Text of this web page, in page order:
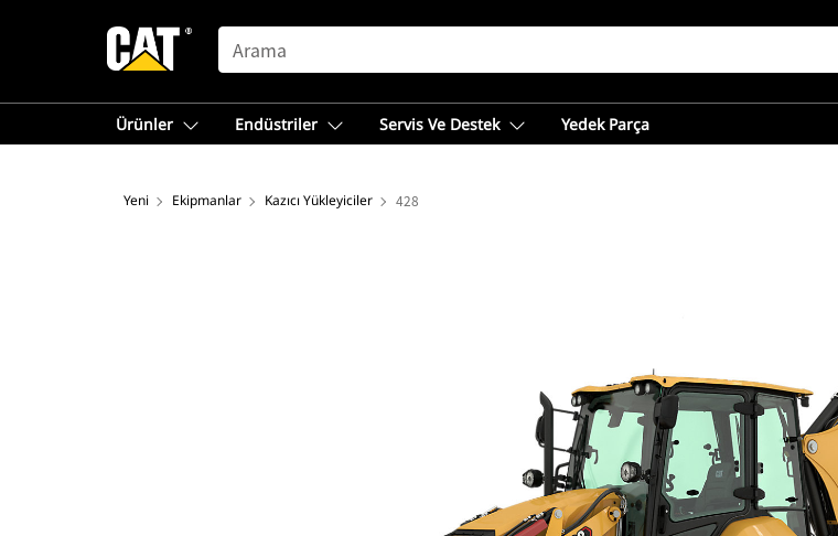
SEARCH
Ürünler Endüstriler Servis Ve Destek Yedek Parça
Yeni Ekipmanlar Kazıcı Yükleyiciler 428